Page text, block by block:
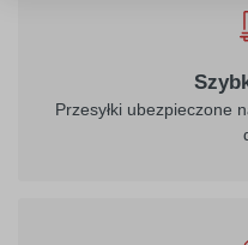
Przesyłki ubezpieczone